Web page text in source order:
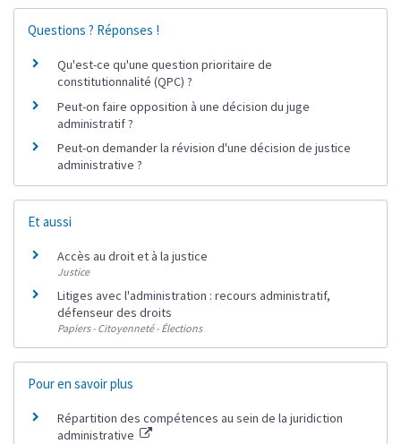
Questions ? Réponses !
Qu'est-ce qu'une question prioritaire de
constitutionnalité (QPC) ?
Peut-on faire opposition à une décision du juge
administratif ?
Peut-on demander la révision d'une décision de justice
administrative ?
Et aussi
Accès au droit et à la justice
Justice
Litiges avec l'administration : recours administratif,
défenseur des droits
Papiers - Citoyenneté - Élections
Pour en savoir plus
Répartition des compétences au sein de la juridiction
administrative